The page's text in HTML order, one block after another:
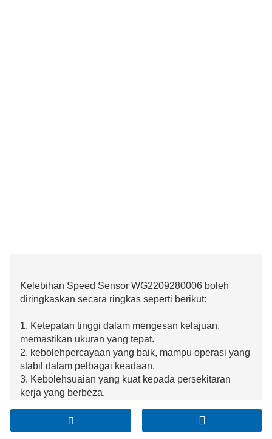
Kelebihan Speed ​​Sensor WG2209280006 boleh
diringkaskan secara ringkas seperti berikut:
1. Ketepatan tinggi dalam mengesan kelajuan,
memastikan ukuran yang tepat.
2. kebolehpercayaan yang baik, mampu operasi yang
stabil dalam pelbagai keadaan.
3. Kebolehsuaian yang kuat kepada persekitaran
kerja yang berbeza.
untuk maklum balas maklumat kelajuan tepat pada
masanya.